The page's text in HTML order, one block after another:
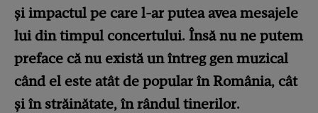
și impactul pe care l-ar putea avea mesajele
lui din timpul concertului. Însă nu ne putem
preface că nu există un întreg gen muzical
când el este atât de popular în România, cât
și în străinătate, în rândul tinerilor.